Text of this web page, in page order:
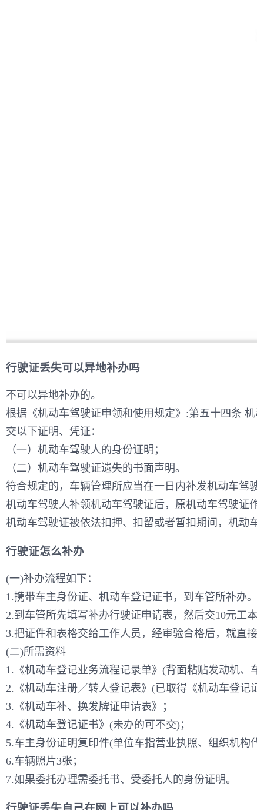
行驶证丢失可以异地补办吗
不可以异地补办的。
根据《机动车驾驶证申领和使用规定》:第五十四条
交以下证明、凭证：
（一）机动车驾驶人的身份证明；
（二）机动车驾驶证遗失的书面声明。
符合规定的，车辆管理所应当在一日内补发机动车驾驶
机动车驾驶人补领机动车驾驶证后，原机动车驾驶证
机动车驾驶证被依法扣押、扣留或者暂扣期间，机动
行驶证怎么补办
(一)补办流程如下：
1.携带车主身份证、机动车登记证书，到车管所补办。
2.到车管所先填写补办行驶证申请表，然后交10元工本
3.把证件和表格交给工作人员，经审验合格后，就直
(二)所需资料
1.《机动车登记业务流程记录单》(背面粘贴发动机、
2.《机动车注册／转人登记表》(已取得《机动车登记
3.《机动车补、换发牌证申请表》；
4.《机动车登记证书》(未办的可不交)；
5.车主身份证明复印件(单位车指营业执照、组织机构
6.车辆照片3张；
7.如果委托办理需委托书、受委托人的身份证明。